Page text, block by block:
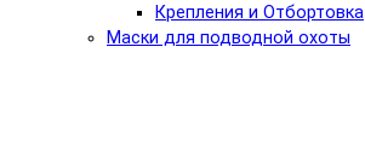
Крепления и Отбортовка
Маски для подводной охоты